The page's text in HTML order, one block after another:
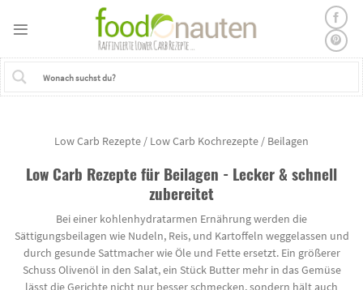
Low Carb Rezepte / Low Carb Kochrezepte / Beilagen
Low Carb Rezepte für Beilagen - Lecker & schnell
zubereitet
Bei einer kohlenhydratarmen Ernährung werden die
Sättigungsbeilagen wie Nudeln, Reis, und Kartoffeln weggelassen und
durch gesunde Sattmacher wie Öle und Fette ersetzt. Ein größerer
Schuss Olivenöl in den Salat, ein Stück Butter mehr in das Gemüse